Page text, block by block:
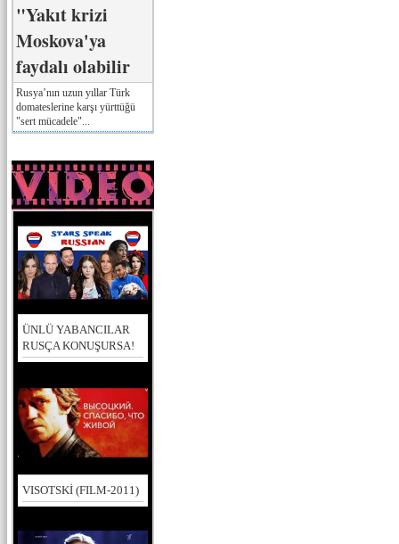
"Yakıt krizi
Moskova'ya
faydalı olabilir
Rusya’nın uzun yıllar Türk
domateslerine karşı yürttüğü
"sert mücadele"...
ÜNLÜ YABANCILAR
RUSÇA KONUŞURSA!
VISOTSKİ (FILM-2011)